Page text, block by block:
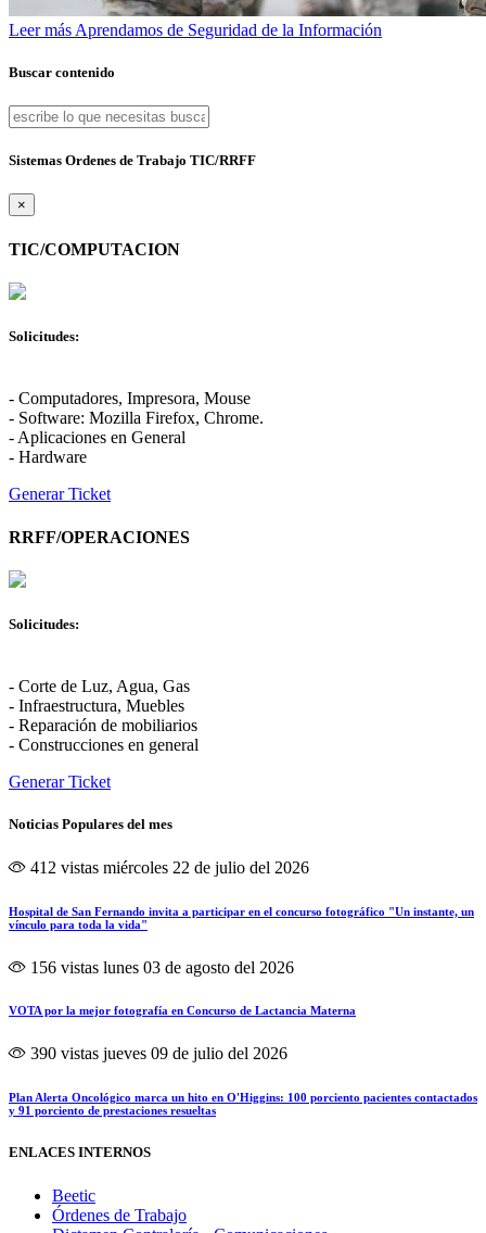
Leer más Aprendamos de Seguridad de la Información
Buscar contenido
Sistemas Ordenes de Trabajo TIC/RRFF
×
TIC/COMPUTACION
Solicitudes:
- Computadores, Impresora, Mouse
- Software: Mozilla Firefox, Chrome.
- Aplicaciones en General
- Hardware
Generar Ticket
RRFF/OPERACIONES
Solicitudes:
- Corte de Luz, Agua, Gas
- Infraestructura, Muebles
- Reparación de mobiliarios
- Construcciones en general
Generar Ticket
Noticias Populares del mes
412 vistas miércoles 22 de julio del 2026
Hospital de San Fernando invita a participar en el concurso fotográfico "Un instante, un
vínculo para toda la vida"
156 vistas lunes 03 de agosto del 2026
VOTA por la mejor fotografía en Concurso de Lactancia Materna
390 vistas jueves 09 de julio del 2026
Plan Alerta Oncológico marca un hito en O'Higgins: 100 porciento pacientes contactados
y 91 porciento de prestaciones resueltas
ENLACES INTERNOS
Beetic
Órdenes de Trabajo